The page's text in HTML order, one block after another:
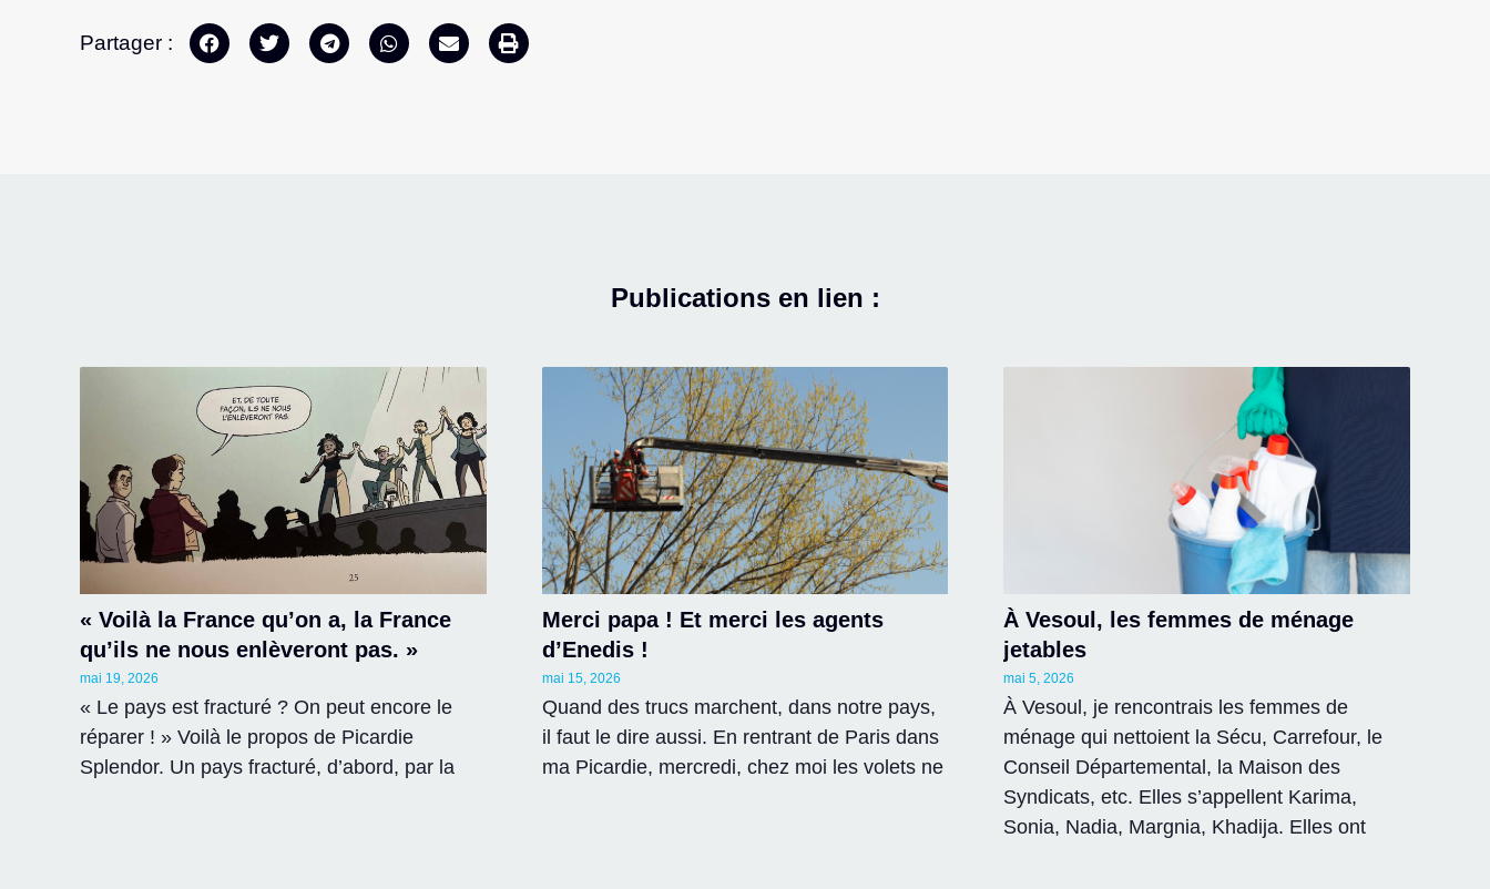
Partager :
Publications en lien :
« Voilà la France qu’on a, la France
qu’ils ne nous enlèveront pas. »
mai 19, 2026
« Le pays est fracturé ? On peut encore le
réparer ! » Voilà le propos de Picardie
Splendor. Un pays fracturé, d’abord, par la
Merci papa ! Et merci les agents
d’Enedis !
mai 15, 2026
Quand des trucs marchent, dans notre pays,
il faut le dire aussi. En rentrant de Paris dans
ma Picardie, mercredi, chez moi les volets ne
À Vesoul, les femmes de ménage
jetables
mai 5, 2026
À Vesoul, je rencontrais les femmes de
ménage qui nettoient la Sécu, Carrefour, le
Conseil Départemental, la Maison des
Syndicats, etc. Elles s’appellent Karima,
Sonia, Nadia, Margnia, Khadija. Elles ont